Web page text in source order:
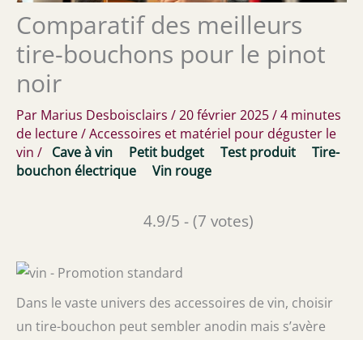
Comparatif des meilleurs
tire-bouchons pour le pinot
noir
Par Marius Desboisclairs /20 février 2025/4 minutes
de lecture/Accessoires et matériel pour déguster le
vin / Cave à vin Petit budget Test produit
Tire-
bouchon électrique
Vin rouge
4.9/5 - (7 votes)
Dans le vaste univers des accessoires de vin, choisir
un tire-bouchon peut sembler anodin mais s’avère